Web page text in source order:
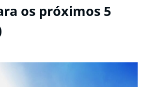
os próximos 5